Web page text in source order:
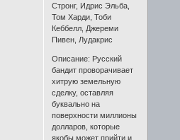
Стронг, Идрис Эльба,
Том Харди, Тоби
Кеббелл, Джереми
Пивен, Лудакрис
Описание: Русский
бандит проворачивает
хитрую земельную
сделку, оставляя
буквально на
поверхности миллионы
долларов, которые
якобы может прийти и